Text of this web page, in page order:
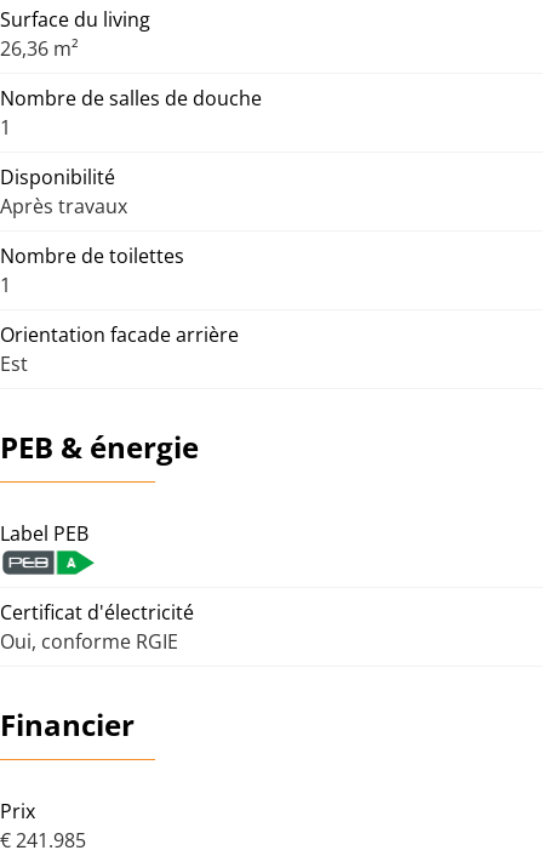
Surface du living
26,36 m²
Nombre de salles de douche
1
Disponibilité
Après travaux
Nombre de toilettes
1
Orientation facade arrière
Est
PEB & énergie
Label PEB
Certificat d'électricité
Oui, conforme RGIE
Financier
Prix
€ 241.985